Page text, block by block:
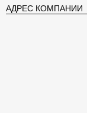
АДРЕС КОМПАНИИ